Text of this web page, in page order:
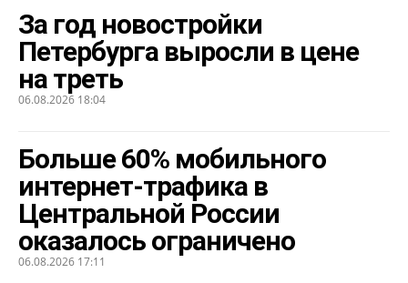
За год новостройки
Петербурга выросли в цене
на треть
06.08.2026 18:04
Больше 60% мобильного
интернет-трафика в
Центральной России
оказалось ограничено
06.08.2026 17:11